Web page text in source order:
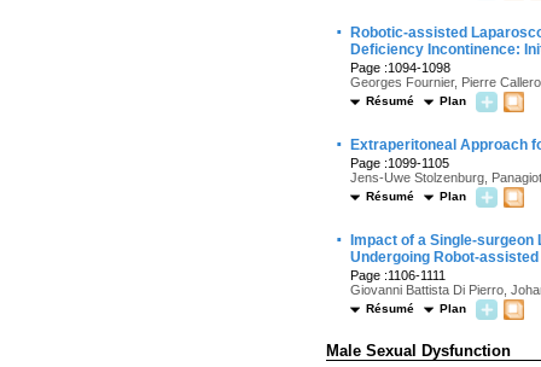
·
Robotic-assisted
Deficiency Incontinence:
Page :1094-1098
Georges Fournier, Pierre
Résumé Plan
· Extraperitoneal Approach
Page :1099-1105
Jens-Uwe Stolzenburg,
Résumé Plan
·
Impact of a Single-
Undergoing Robot-
Page :1106-1111
Giovanni Battista Di Pierro,
Résumé Plan
Male Sexual Dysfunction